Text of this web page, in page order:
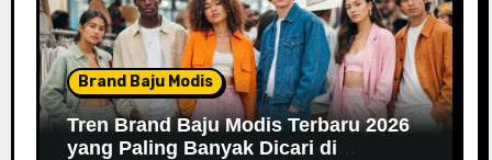
Brand Baju Modis
Tren Brand Baju Modis Terbaru 2026
yang Paling Banyak Dicari di